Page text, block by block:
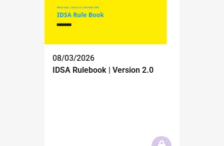
08/03/2026
IDSA Rulebook | Version 2.0